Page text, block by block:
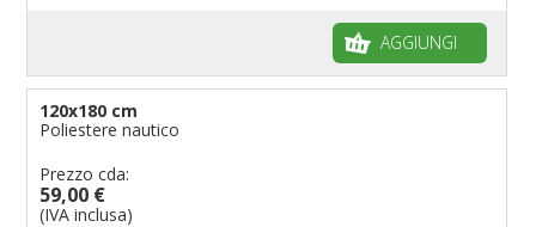
AGGIUNGI
120x180 cm
Poliestere nautico
Prezzo cda:
59,00 €
(IVA inclusa)